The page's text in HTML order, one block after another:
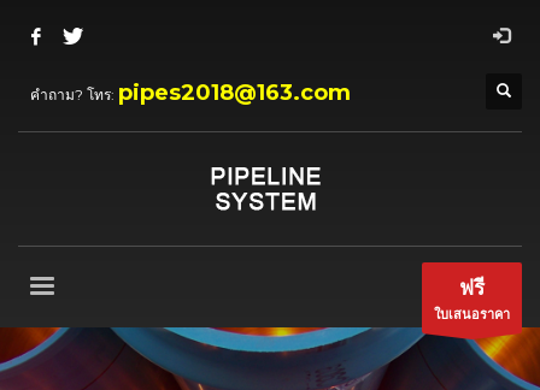
คำถาม? โทร: pipes2018@163.com
ฟรี
ใบเสนอราคา